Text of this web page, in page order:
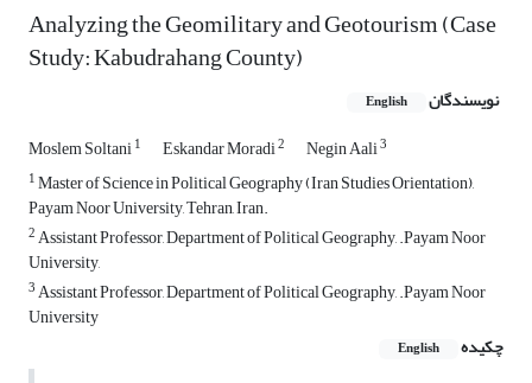
Analyzing the Geomilitary and Geotourism (Case
Study: Kabudrahang County)
نویسندگان English
Moslem Soltani1 Eskandar Moradi2 Negin Aali3
1Master of Science in Political Geography (Iran Studies Orientation),
Payam Noor University, Tehran, Iran.
2Assistant Professor, Department of Political Geography, .Payam Noor
University,
3Assistant Professor, Department of Political Geography, .Payam Noor
University
چکیده
English